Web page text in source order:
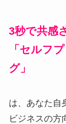
3秒で共感
「セルフ
グ」
は、あなた自
ビジネスの方